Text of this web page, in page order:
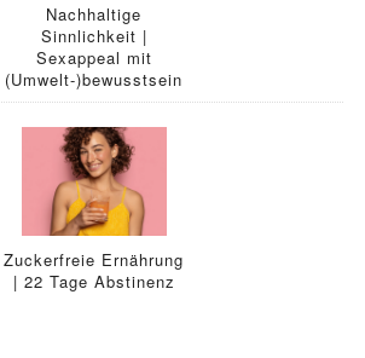
Nachhaltige
Sinnlichkeit |
Sexappeal mit
(Umwelt-)bewusstsein
Zuckerfreie Ernährung
| 22 Tage Abstinenz